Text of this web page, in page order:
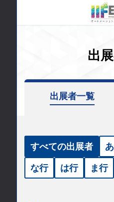
出
出展者一覧
すべての出展者 あ
な行 は行 ま行